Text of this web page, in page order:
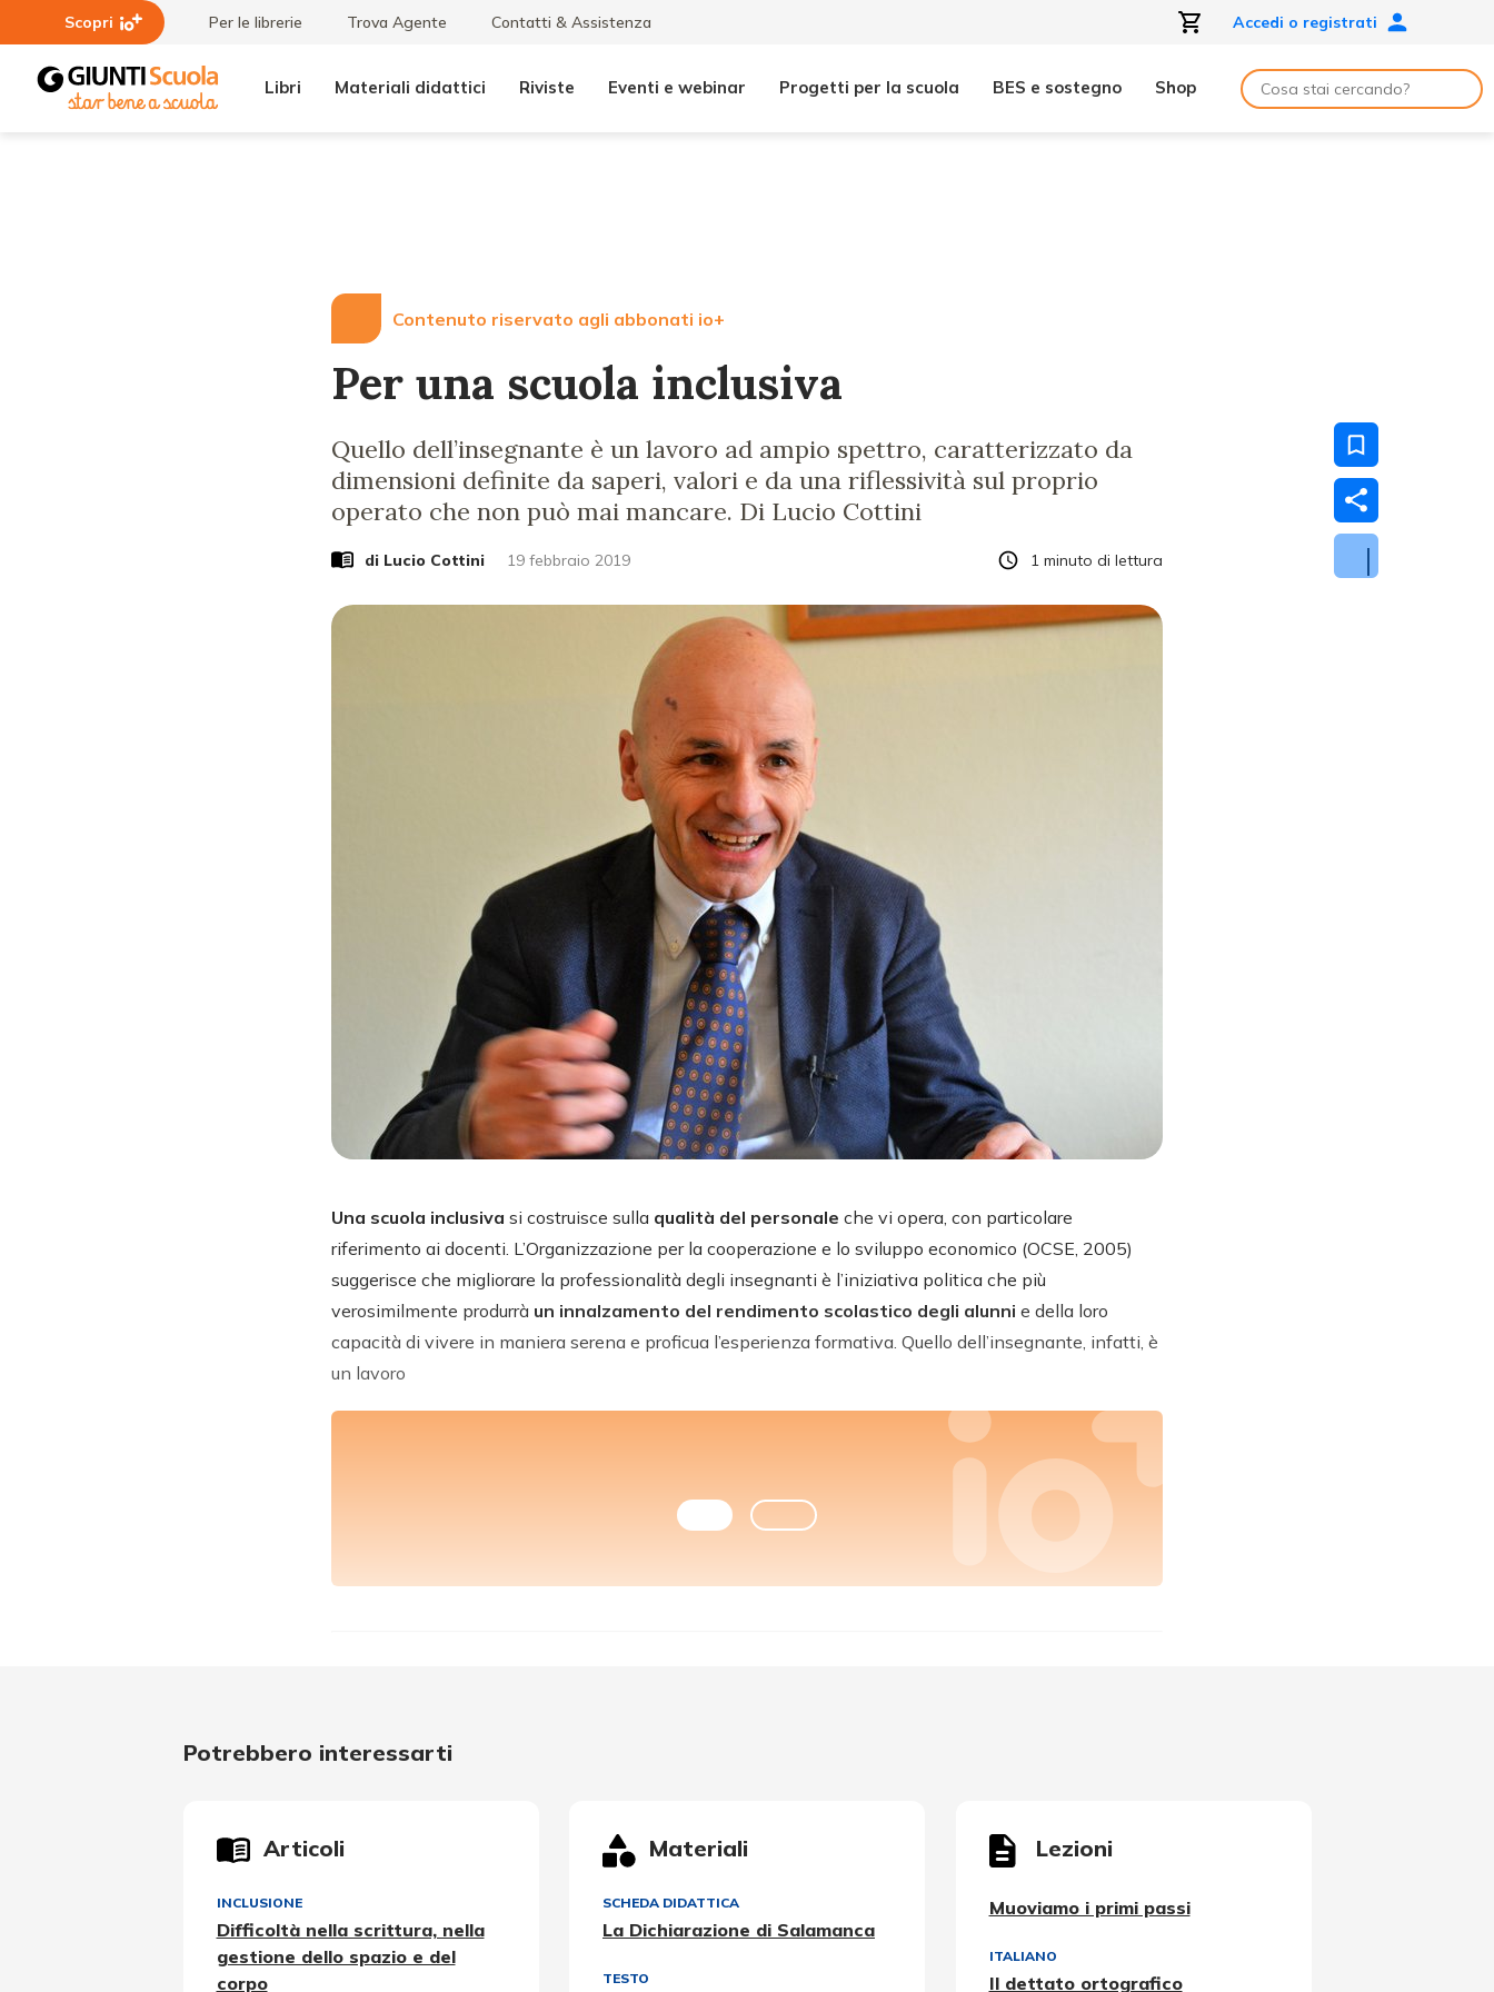
Scopri Per le librerie Trova Agente Contatti & Assistenza Accedi o registrati
Libri Materiali didattici Riviste Eventi e webinar Progetti per la scuola BES e sostegno Shop
Contenuto riservato agli abbonati io+
Per una scuola inclusiva
Quello dell’insegnante è un lavoro ad ampio spettro, caratterizzato da
dimensioni definite da saperi, valori e da una riflessività sul proprio
operato che non può mai mancare. Di Lucio Cottini
di Lucio Cottini 19 febbraio 2019 1 minuto di lettura
Una scuola inclusiva si costruisce sulla qualità del personale che vi opera, con particolare
riferimento ai docenti. L’Organizzazione per la cooperazione e lo sviluppo economico (OCSE, 2005)
suggerisce che migliorare la professionalità degli insegnanti è l’iniziativa politica che più
verosimilmente produrrà un innalzamento del rendimento scolastico degli alunni e della loro
capacità di vivere in maniera serena e proficua l’esperienza formativa. Quello dell’insegnante, infatti, è
un lavoro
Potrebbero interessarti
Articoli
INCLUSIONE
Difficoltà nella scrittura, nella
gestione dello spazio e del
corpo
Materiali
SCHEDA DIDATTICA
La Dichiarazione di Salamanca
TESTO
Lezioni
Muoviamo i primi passi
ITALIANO
Il dettato ortografico